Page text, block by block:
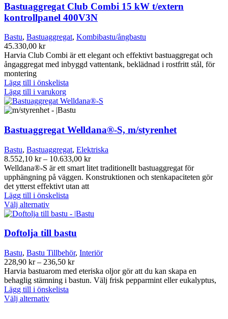
Bastuaggregat Club Combi 15 kW t/extern
kontrollpanel 400V3N
Bastu, Bastuaggregat, Kombibastu/ångbastu
45.330,00 kr
Harvia Club Combi är ett elegant och effektivt bastuaggregat och
ångaggregat med inbyggd vattentank, beklädnad i rostfritt stål, för
montering
Lägg till i önskelista
Lägg till i varukorg
Bastuaggregat Welldana®-S, m/styrenhet
Bastu, Bastuaggregat, Elektriska
8.552,10 kr – 10.633,00 krPrisintervall:
8.552,10 kr
till
Welldana®-S är ett smart litet traditionellt bastuaggregat för
upphängning på väggen. Konstruktionen och stenkapaciteten gör
det ytterst effektivt utan att
Lägg till i önskelista
Välj alternativDen
här
har
varianter.
De
olika
alternativen
kan
väljas
på
Doftolja till bastu
Bastu, Bastu Tillbehör, Interiör
228,90 kr – 236,50 krPrisintervall:
228,90 kr
till
Harvia bastuarom med eteriska oljor gör att du kan skapa en
behaglig stämning i bastun. Välj frisk pepparmint eller eukalyptus,
Lägg till i önskelista
Välj alternativDen